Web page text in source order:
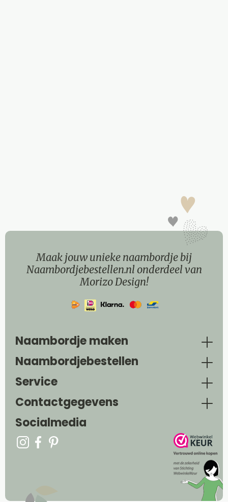
Maak jouw unieke naambordje bij
Naambordjebestellen.nl onderdeel van
Morizo Design!
Naambordje maken
Naambordjebestellen
Service
Contactgegevens
Socialmedia